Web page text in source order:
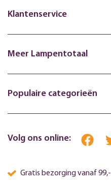
Klantenservice
Meer Lampentotaal
Populaire categorieën
Volg ons online:
Gratis bezorging vanaf 99,-